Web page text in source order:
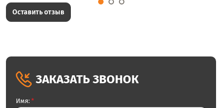
Оставить отзыв
ЗАКАЗАТЬ ЗВОНОК
Имя: *